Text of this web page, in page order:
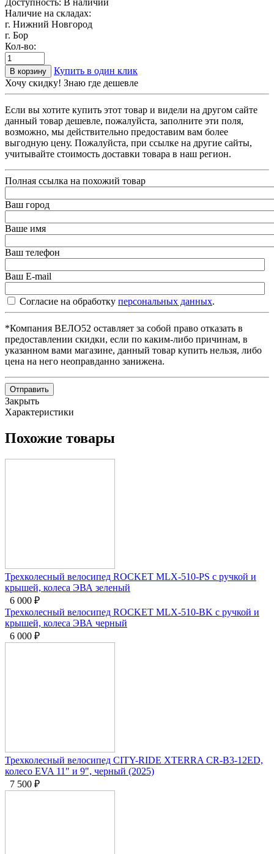
Наличие на складах:
г. Нижний Новгород
г. Бор
Кол-во:
В корзину
Купить в один клик
Хочу скидку! Знаю где дешевле
Если вы хотите купить этот товар и видели на другом сайте
данный товар дешевле, пожалуйста, заполните эти поля,
возможно, мы действительно предоставим вам более
выгодную цену. Пожалуйста, при ссылке на другие сайты,
учитывайте стоимость доставки товара в наш регион.
Полная ссылка на похожий товар
Ваш город
Ваше имя
Ваш телефон
Ваш E-mail
Согласие на обработку персональных данных.
*Компания ВЕЛО52 оставляет за собой право отказать в
предоставлении скидки, если по каким-либо причинам, в
указанном вами магазине, данный товар купить нельзя, либо
цена на него неоправданно занижена.
Отправить
Закрыть
Характеристики
Похожие товары
Трехколесный велосипед ROCKET MLX-510-PS с ручкой и
крышей, колеса ЭВА зеленый
6 000 ₽
Трехколесный велосипед ROCKET MLX-510-BK с ручкой и
крышей, колеса ЭВА черный
6 000 ₽
Трехколесный велосипед CITY-RIDE XTERRA CR-B3-12ED,
колесо EVA 11" и 9", черный (2025)
7 500 ₽